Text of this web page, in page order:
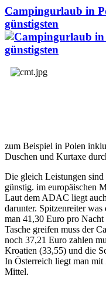
Campingurlaub in
günstigsten
zum Beispiel in Polen
Duschen und Kurtaxe
Die gleich Leistungen
günstig. im europäischen
Laut dem ADAC liegt
darunter. Spitzenreiter
man 41,30 Euro pro
Tasche greifen muss der
noch 37,21 Euro zahlen
Kroatien (33,55) und die
In Österreich liegt man mit
Mittel.